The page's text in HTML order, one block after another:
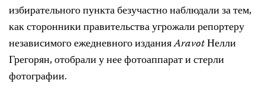
избирательного пункта безучастно наблюдали за тем,
как сторонники правительства угрожали репортеру
независимого ежедневного изданияAravotНелли
Грегорян, отобрали у нее фотоаппарат и стерли
фотографии.